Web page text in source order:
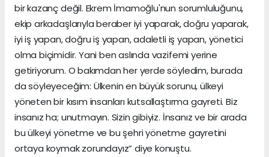
bir kazanç değil. Ekrem İmamoğlu'nun sorumluluğunu,
ekip arkadaşlarıyla beraber iyi yaparak, doğru yaparak,
iyi iş yapan, doğru iş yapan, adaletli iş yapan, yönetici
olma biçimidir. Yani ben aslında vazifemi yerine
getiriyorum. O bakımdan her yerde söyledim, burada
da söyleyeceğim: Ülkenin en büyük sorunu, ülkeyi
yöneten bir kısım insanları kutsallaştırma gayreti. Biz
insanız ha; unutmayın. Sizin gibiyiz. İnsanız ve bir arada
bu ülkeyi yönetme ve bu şehri yönetme gayretini
ortaya koymak zorundayız” diye konuştu.